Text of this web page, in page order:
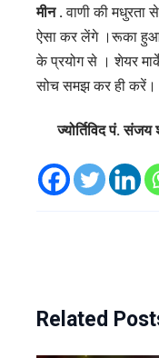
मीन .वाणी की मधुरता
ऐसा कर लेंगे ।रूका हुआ
के प्रयोग से । शेयर
सोच समझ कर ही करें।
ज्योर्तिविद पं.
Related